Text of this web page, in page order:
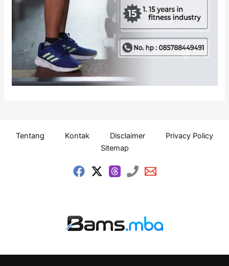
Tentang Kontak Disclaimer
Privacy Policy
Sitemap